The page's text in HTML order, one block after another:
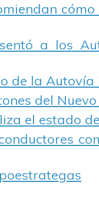
a los
de la Autovía
del
el estado